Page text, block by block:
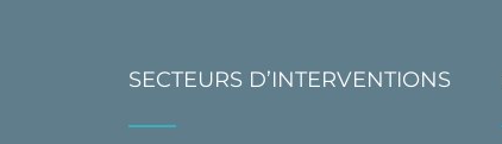
SECTEURS D’INTERVENTIONS